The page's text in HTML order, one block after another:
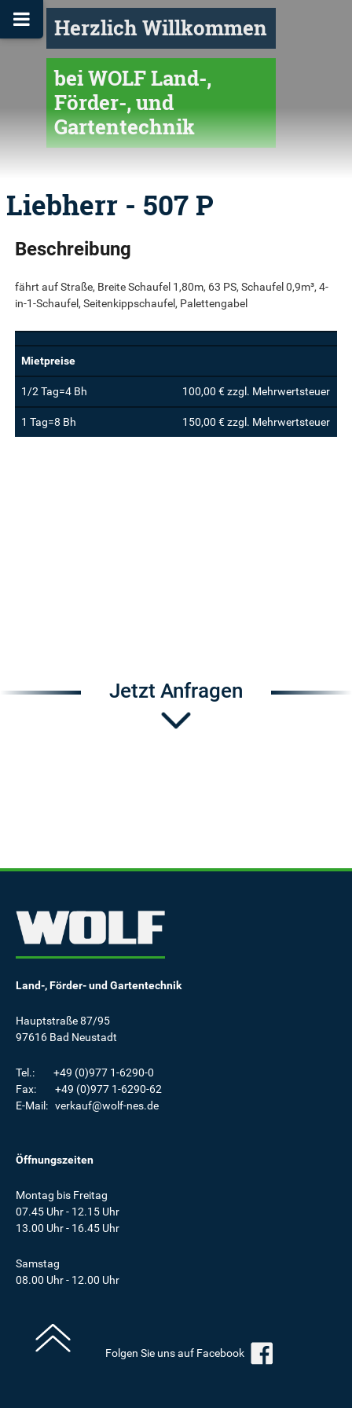
Herzlich Willkommen
bei WOLF Land-,
Förder-, und
Gartentechnik
Liebherr - 507 P
Beschreibung
fährt auf Straße, Breite Schaufel 1,80m, 63 PS, Schaufel 0,9m³, 4-
in-1-Schaufel, Seitenkippschaufel, Palettengabel
Mietpreise
1/2 Tag=4 Bh 100,00 € zzgl. Mehrwertsteuer
1 Tag=8 Bh 150,00 € zzgl. Mehrwertsteuer
Jetzt Anfragen
Land-, Förder- und Gartentechnik
Hauptstraße 87/95
97616 Bad Neustadt
Tel.: +49 (0)977 1-6290-0
Fax: +49 (0)977 1-6290-62
E-Mail: verkauf@wolf-nes.de
Öffnungszeiten
Montag bis Freitag
07.45 Uhr - 12.15 Uhr
13.00 Uhr - 16.45 Uhr
Samstag
08.00 Uhr - 12.00 Uhr
Folgen Sie uns auf Facebook